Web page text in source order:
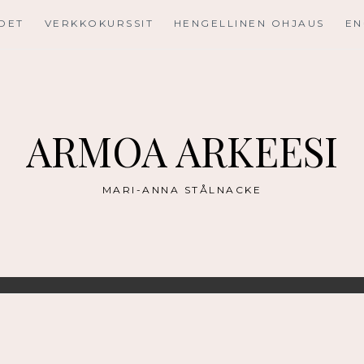
VERKKOKURSSIT HENGELLINEN OHJAUS
ARMOA ARKEESI
MARI-ANNA STÅLNACKE